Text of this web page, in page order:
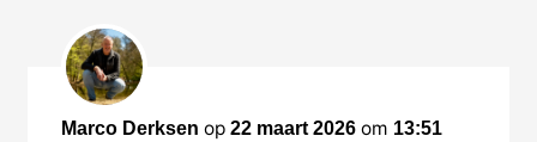
reactie
Marco Derksen op22 maart 2026 om 13:51